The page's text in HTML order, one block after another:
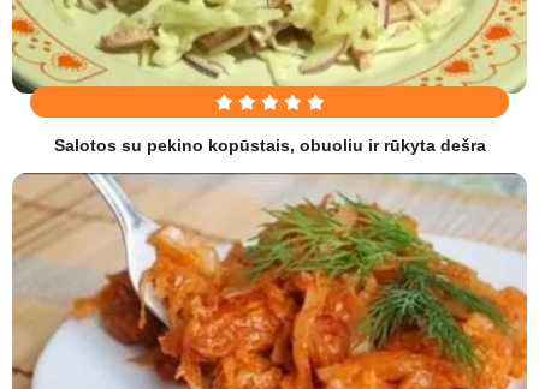
Salotos su pekino kopūstais, obuoliu ir rūkyta dešra